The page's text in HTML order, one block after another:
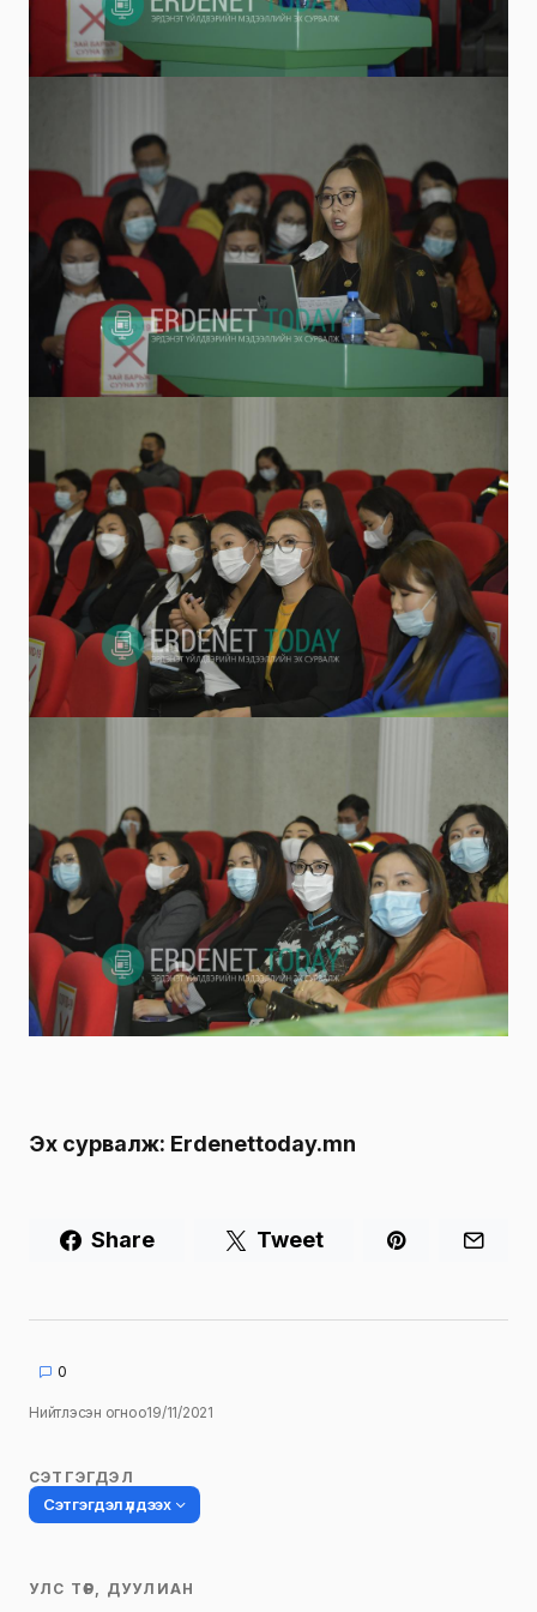
Эх сурвалж: Erdenettoday.mn
Share Tweet
0
Нийтлэсэн огноо19/11/2021
СЭТГЭГДЭЛ
Сэтгэгдэл үлдээх
УЛС ТӨР, ДУУЛИАН